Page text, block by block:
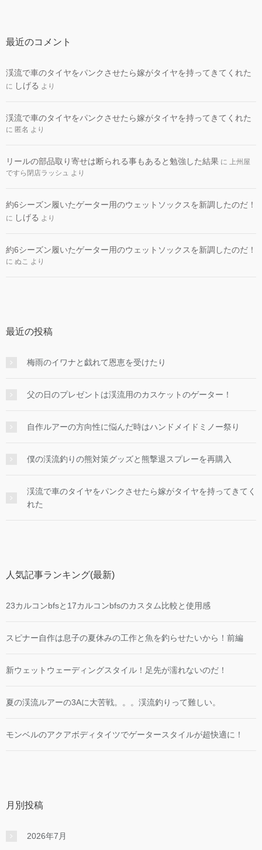
最近のコメント
渓流で車のタイヤをパンクさせたら嫁がタイヤを持ってきてくれた
に しげる より
渓流で車のタイヤをパンクさせたら嫁がタイヤを持ってきてくれた
に 匿名 より
リールの部品取り寄せは断られる事もあると勉強した結果 に 上州屋
ですら閉店ラッシュ より
約6シーズン履いたゲーター用のウェットソックスを新調したのだ！
に しげる より
約6シーズン履いたゲーター用のウェットソックスを新調したのだ！
に ぬこ より
最近の投稿
梅雨のイワナと戯れて恩恵を受けたり
父の日のプレゼントは渓流用のカスケットのゲーター！
自作ルアーの方向性に悩んだ時はハンドメイドミノー祭り
僕の渓流釣りの熊対策グッズと熊撃退スプレーを再購入
渓流で車のタイヤをパンクさせたら嫁がタイヤを持ってきてく
れた
人気記事ランキング(最新)
23カルコンbfsと17カルコンbfsのカスタム比較と使用感
スピナー自作は息子の夏休みの工作と魚を釣らせたいから！前編
新ウェットウェーディングスタイル！足先が濡れないのだ！
夏の渓流ルアーの3Aに大苦戦。。。渓流釣りって難しい。
モンベルのアクアボディタイツでゲータースタイルが超快適に！
月別投稿
2026年7月